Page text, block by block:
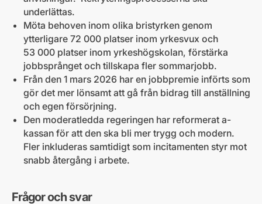
underlättas.
Möta behoven inom olika bristyrken genom
ytterligare 72 000 platser inom yrkesvux och
53 000 platser inom yrkeshögskolan, förstärka
jobbsprånget och tillskapa fler sommarjobb.
Från den 1 mars 2026 har en jobbpremie införts som
gör det mer lönsamt att gå från bidrag till anställning
och egen försörjning.
Den moderatledda regeringen har reformerat a-
kassan för att den ska bli mer trygg och modern.
Fler inkluderas samtidigt som incitamenten styr mot
snabb återgång i arbete.
Frågor och svar